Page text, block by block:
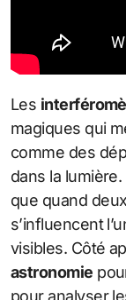
Les
magiques qui
comme des
dans la
que quand deux
s’influencent
visibles. Côté
astronomie
pour analyser